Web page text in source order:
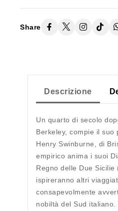
Share
Descrizione
Un quarto di secolo
Berkeley, compie il suo
Henry Swinburne, di
empirico anima i suoi
Regno delle Due Sicilie
ispireranno altri
consapevolmente
nobiltà del Sud italiano.